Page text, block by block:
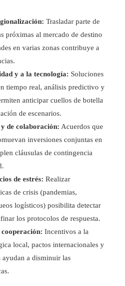
Trasladar parte de
próximas al mercado de destino
en varias zonas contribuye a
y a la tecnología: Soluciones
tiempo real, análisis predictivo y
anticipar cuellos de botella
de escenarios.
de colaboración: Acuerdos que
inversiones conjuntas en
cláusulas de contingencia
de estrés: Realizar
de crisis (pandemias,
logísticos) posibilita detectar
los protocolos de respuesta.
Incentivos a la
local, pactos internacionales y
ayudan a disminuir las